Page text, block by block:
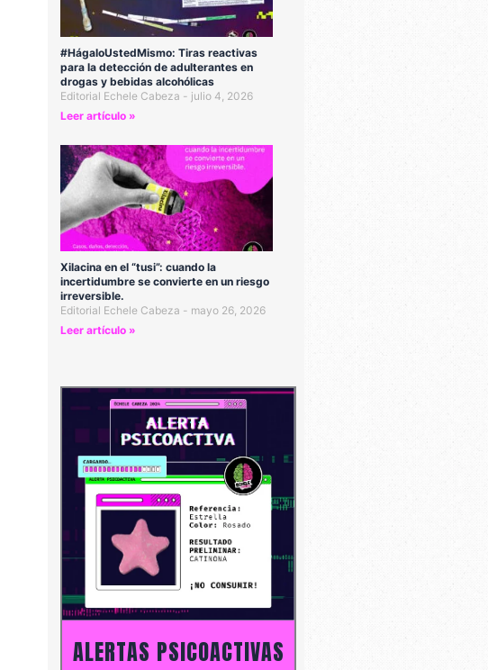
#HágaloUstedMismo: Tiras reactivas
para la detección de adulterantes en
drogas y bebidas alcohólicas
Editorial Echele Cabeza
julio 4, 2026
Leer artículo »
Xilacina en el “tusi”: cuando la
incertidumbre se convierte en un riesgo
irreversible.
Editorial Echele Cabeza
mayo 26, 2026
Leer artículo »
ALERTAS PSICOACTIVAS